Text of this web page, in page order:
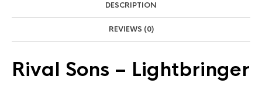
DESCRIPTION
REVIEWS (0)
Rival Sons – Lightbringer